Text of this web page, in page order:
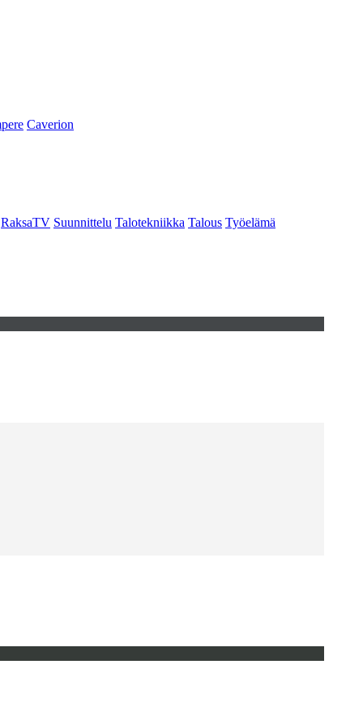
Caverion
RaksaTV Suunnittelu Talotekniikka Talous Työelämä